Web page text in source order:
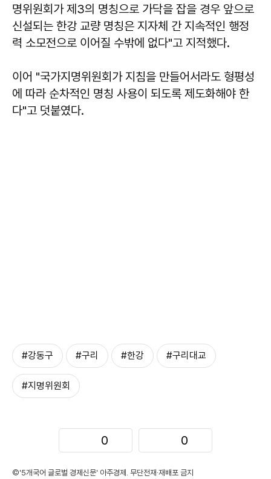
명위원회가 제3의 명칭으로 가닥을 잡을 경우 앞으로
신설되는 한강 교량 명칭은 지자체 간 지속적인 행정
력 소모전으로 이어질 수밖에 없다"고 지적했다.
이어 "국가지명위원회가 지침을 만들어서라도 형평성
에 따라 순차적인 명칭 사용이 되도록 제도화해야 한
다"고 덧붙였다.
#강동구 #구리 #한강 #구리대교
#지명위원회
0 0
©'5개국어 글로벌 경제신문' 아주경제. 무단전재·재배포 금지